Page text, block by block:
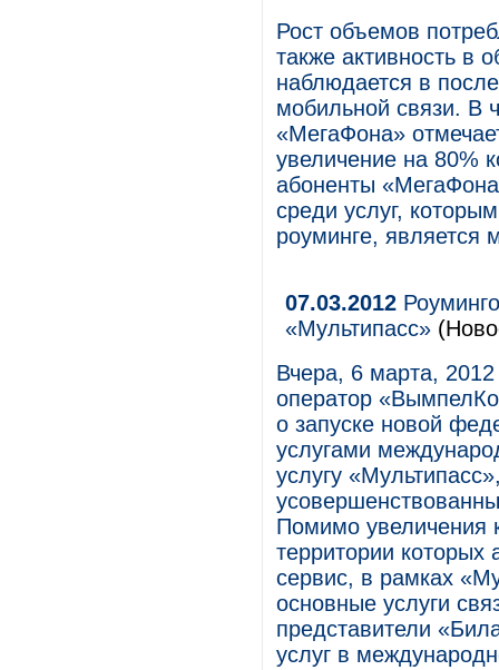
Рост объемов
также активность в
наблюдается в
мобильной связи. В
«МегаФона»
увеличение на 80%
абоненты
среди услуг,
роуминге, является
07.03.2012
«Мультипасс»
Вчера, 6 марта,
оператор
о запуске новой
услугами
услугу
Помимо увеличения
территории
сервис, в рамках
основные услуги
представители
услуг в